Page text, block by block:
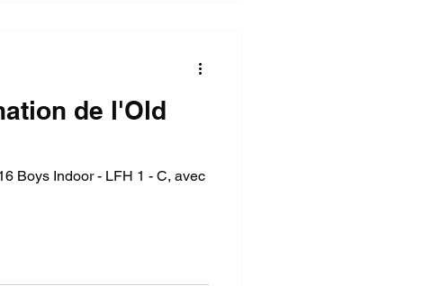
de l'Old
Boys Indoor - LFH 1 - C, avec